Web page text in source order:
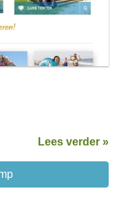
Lees verder »